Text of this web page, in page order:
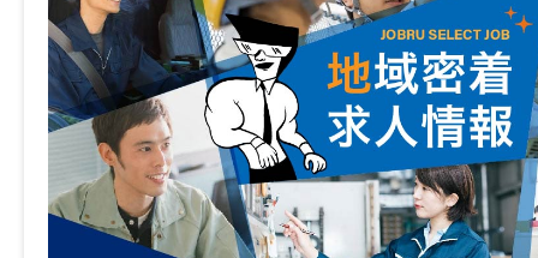
就業日
勤務表による（月平均労働日数：22.0日）
休日・休暇
日曜・他、祝日（勤務表による）